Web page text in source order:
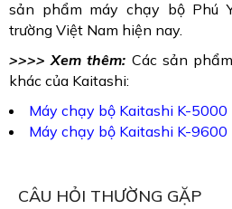
sản phẩm máy chạy bộ Phú
trường Việt Nam hiện nay.
>>>> Xem thêm: Các sản phẩm
khác của Kaitashi:
Máy chạy bộ Kaitashi K-5000
Máy chạy bộ Kaitashi K-9600
CÂU HỎI THƯỜNG GẶP